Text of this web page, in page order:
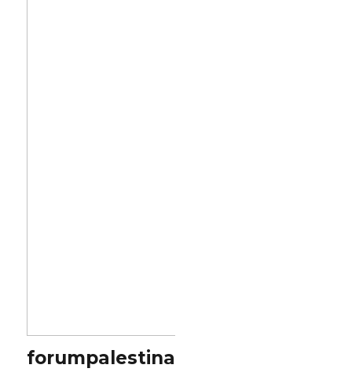
forumpalestina